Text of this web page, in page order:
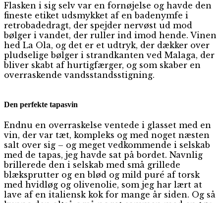
Flasken i sig selv var en fornøjelse og havde den
fineste etiket udsmykket af en badenymfe i
retrobadedragt, der spejder nervøst ud mod
bølger i vandet, der ruller ind imod hende. Vinen
hed La Ola, og det er et udtryk, der dækker over
pludselige bølger i strandkanten ved Malaga, der
bliver skabt af hurtigfærger, og som skaber en
overraskende vandsstandsstigning.
Den perfekte tapasvin
Endnu en overraskelse ventede i glasset med en
vin, der var tæt, kompleks og med noget næsten
salt over sig – og meget vedkommende i selskab
med de tapas, jeg havde sat på bordet. Navnlig
brillerede den i selskab med små grillede
blæksprutter og en blød og mild puré af torsk
med hvidløg og olivenolie, som jeg har lært at
lave af en italiensk kok for mange år siden. Og så